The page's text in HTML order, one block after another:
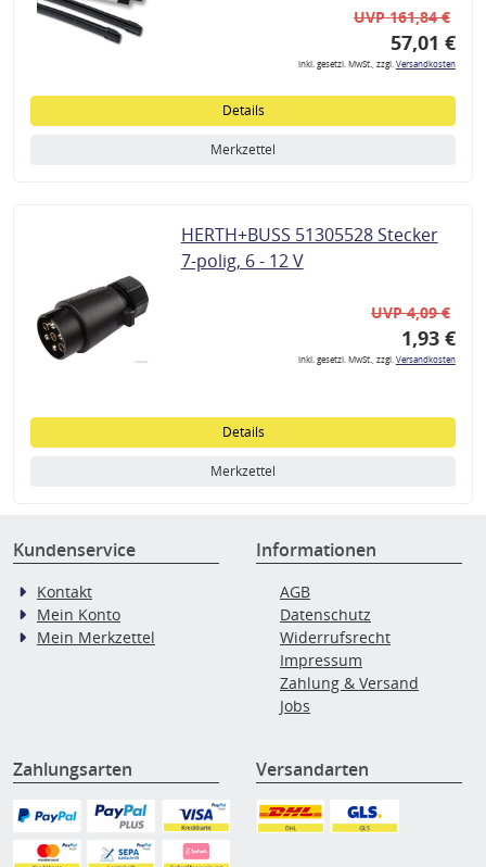
UVP 161,84 €
57,01 €
inkl. gesetzl. MwSt., zzgl.Versandkosten
Details
Merkzettel
HERTH+BUSS 51305528 Stecker
7-polig, 6 - 12 V
UVP 4,09 €
1,93 €
inkl. gesetzl. MwSt., zzgl.Versandkosten
Details
Merkzettel
Kundenservice
Kontakt
Mein Konto
Mein Merkzettel
Informationen
AGB
Datenschutz
Widerrufsrecht
Impressum
Zahlung & Versand
Jobs
Zahlungsarten Versandarten